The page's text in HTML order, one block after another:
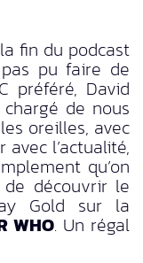
fin du podcast
pu faire de
préféré, David
de nous
oreilles, avec
l’actualité,
qu’on
de découvrir le
Gold sur la
WHO. Un régal